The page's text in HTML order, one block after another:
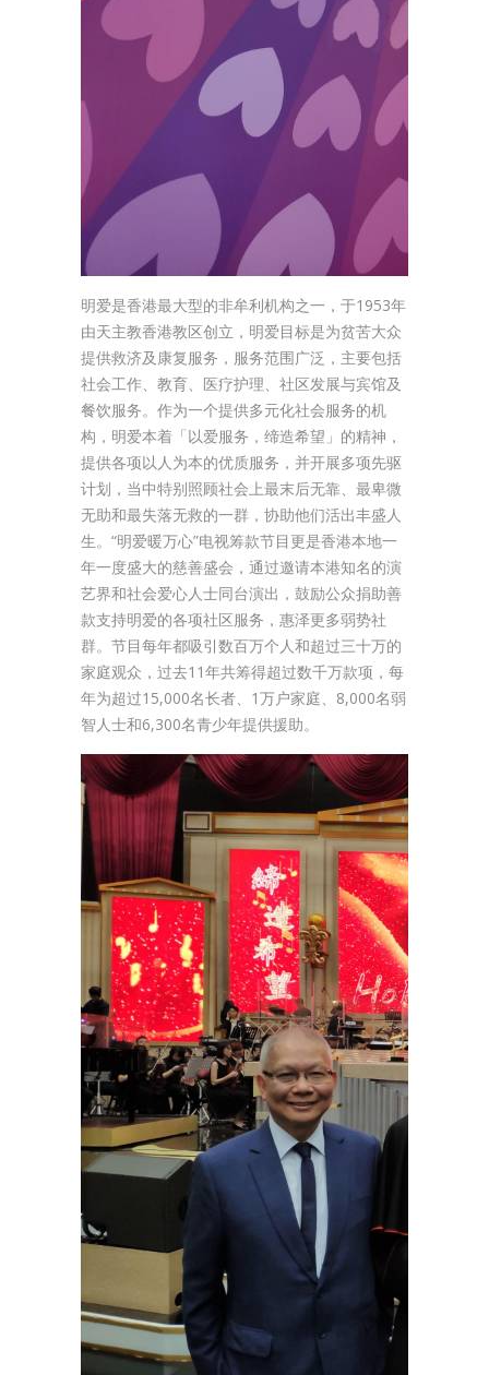
明爱是香港最大型的非牟利机构之一，于1953年
由天主教香港教区创立，明爱目标是为贫苦大众
提供救济及康复服务，服务范围广泛，主要包括
社会工作、教育、医疗护理、社区发展与宾馆及
餐饮服务。作为一个提供多元化社会服务的机
构，明爱本着「以爱服务，缔造希望」的精神，
提供各项以人为本的优质服务，并开展多项先驱
计划，当中特别照顾社会上最末后无靠、最卑微
无助和最失落无救的一群，协助他们活出丰盛人
生。“明爱暖万心”电视筹款节目更是香港本地一
年一度盛大的慈善盛会，通过邀请本港知名的演
艺界和社会爱心人士同台演出，鼓励公众捐助善
款支持明爱的各项社区服务，惠泽更多弱势社
群。节目每年都吸引数百万个人和超过三十万的
家庭观众，过去11年共筹得超过数千万款项，每
年为超过15,000名长者、1万户家庭、8,000名弱
智人士和6,300名青少年提供援助。